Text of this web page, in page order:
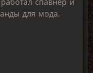
для мода.